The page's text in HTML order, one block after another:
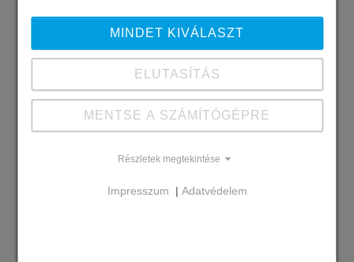
MINDET KIVÁLASZT
ELUTASÍTÁS
MENTSE A SZÁMÍTÓGÉPRE
Részletek megtekintése
Impresszum | Adatvédelem